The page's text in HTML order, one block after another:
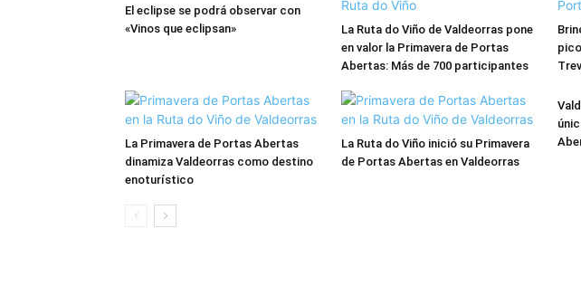
El eclipse se podrá observar con
«Vinos que eclipsan»
La Ruta do Viño de Valdeorras pone
en valor la Primavera de Portas
Abertas: Más de 700 participantes
La Primavera de Portas Abertas
dinamiza Valdeorras como destino
enoturístico
La Ruta do Viño inició su Primavera
de Portas Abertas en Valdeorras